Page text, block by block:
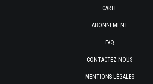
CARTE
ABONNEMENT
FAQ
CONTACTEZ-NOUS
MENTIONS LÉGALES